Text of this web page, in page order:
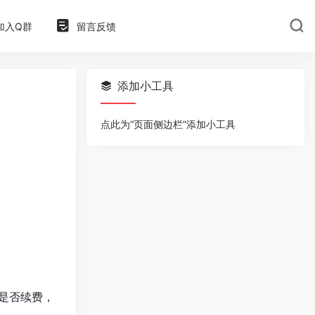
入Q群 留言反馈
否续费，
添加小工具
点此为“页面侧边栏”添加小工具